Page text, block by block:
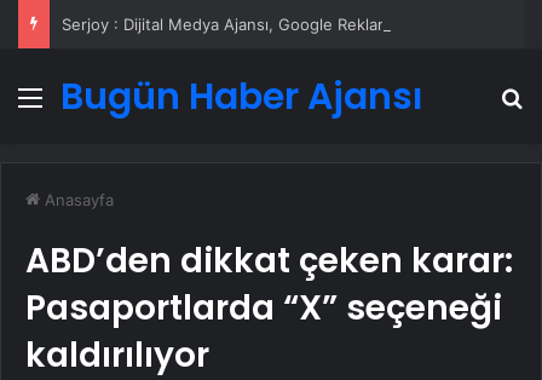
Menü
Bugün Haber Ajansı
Anasayfa
ABD’den dikkat çeken karar:
Pasaportlarda “X” seçeneği
kaldırılıyor